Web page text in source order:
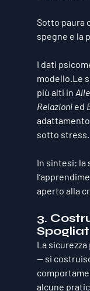
Sotto paura
spegne e la
I dati
modello.Le
più alti in
Relazioni ed
sotto stress.
In sintesi: la
aperto alla
3.
La
— si
alcune